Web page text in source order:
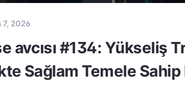
7, 2026
avcısı #134: Yükseliş
Sağlam Temele